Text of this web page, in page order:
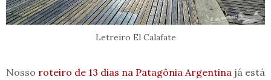
Letreiro El Calafate
Nosso roteiro de 13 dias na Patagônia Argentina já está